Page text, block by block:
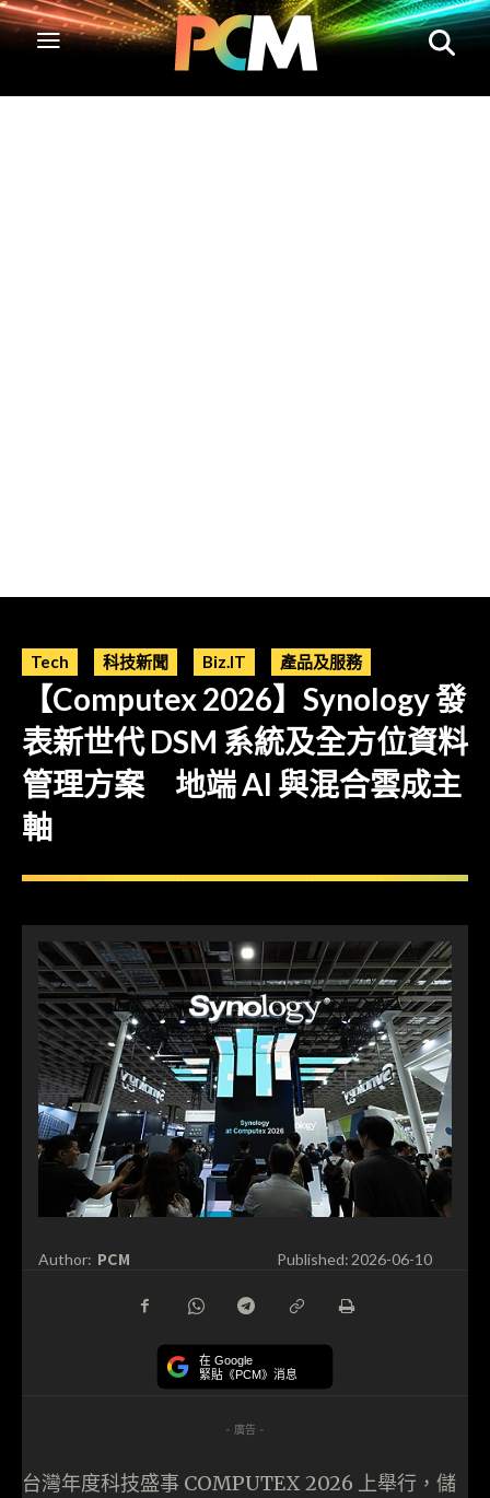
Tech 科技新聞 Biz.IT 產品及服務
【Computex 2026】Synology 發
表新世代 DSM 系統及全方位資料
管理方案 地端 AI 與混合雲成主
軸
Author: PCM Published:2026-06-10
在 Google
緊貼《PCM》消息
- 廣告 -
台灣年度科技盛事 COMPUTEX 2026 上舉行，儲